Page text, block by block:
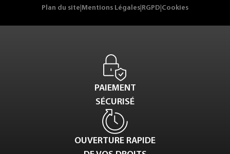
Plan du site Mentions Légales RGPD Cookies
PAIEMENT
SÉCURISÉ
OUVERTURE RAPIDE